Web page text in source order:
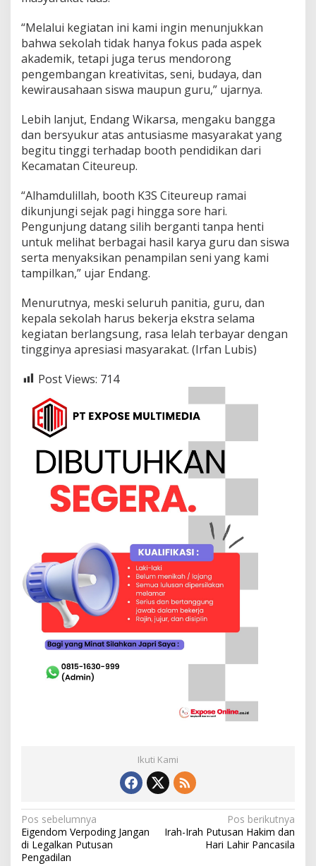
“Melalui kegiatan ini kami ingin menunjukkan
bahwa sekolah tidak hanya fokus pada aspek
akademik, tetapi juga terus mendorong
pengembangan kreativitas, seni, budaya, dan
kewirausahaan siswa maupun guru,” ujarnya.
Lebih lanjut, Endang Wikarsa, mengaku bangga
dan bersyukur atas antusiasme masyarakat yang
begitu tinggi terhadap booth pendidikan dari
Kecamatan Citeureup.
“Alhamdulillah, booth K3S Citeureup ramai
dikunjungi sejak pagi hingga sore hari.
Pengunjung datang silih berganti tanpa henti
untuk melihat berbagai hasil karya guru dan siswa
serta menyaksikan penampilan seni yang kami
tampilkan,” ujar Endang.
Menurutnya, meski seluruh panitia, guru, dan
kepala sekolah harus bekerja ekstra selama
kegiatan berlangsung, rasa lelah terbayar dengan
tingginya apresiasi masyarakat. (Irfan Lubis)
Post Views: 714
Ikuti Kami
N
a
Pos sebelumnya
Eigendom Verpoding Jangan
di Legalkan Putusan
Pengadilan
Pos berikutnya
Irah-Irah Putusan Hakim dan
Hari Lahir Pancasila